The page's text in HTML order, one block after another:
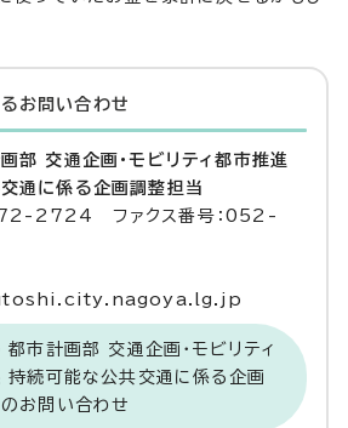
お問い合わせ
部 交通企画・モビリティ都市推進
通に係る企画調整担当
2724 ファクス番号：052-
市計画部 交通企画・モビリティ
持続可能な公共交通に係る企画
お問い合わせ